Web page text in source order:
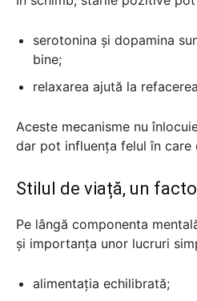
serotonina și dopamina
bine;
relaxarea ajută la
Aceste mecanisme nu
dar pot influența felul în care
Stilul de viață, un
Pe lângă componenta
și importanța unor lucruri
alimentația echilibrată;